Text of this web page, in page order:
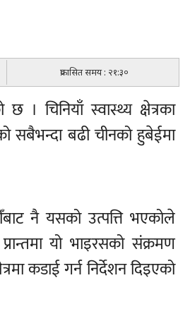
प्रकासित समय : २१:३०
। चिनियाँ स्वास्थ्य क्षेत्रका
सबैभन्दा बढी चीनको हुबेईमा
नै यसको उत्पत्ति भएकोले
यो भाइरसको संक्रमण
कडाई गर्न निर्देशन दिइएको